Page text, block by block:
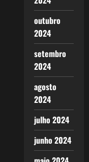
outubro
2024
setembro
2024
agosto
2024
julho 2024
junho 2024